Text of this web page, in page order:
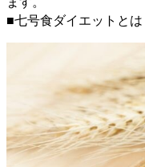
■七号食ダイエットとは